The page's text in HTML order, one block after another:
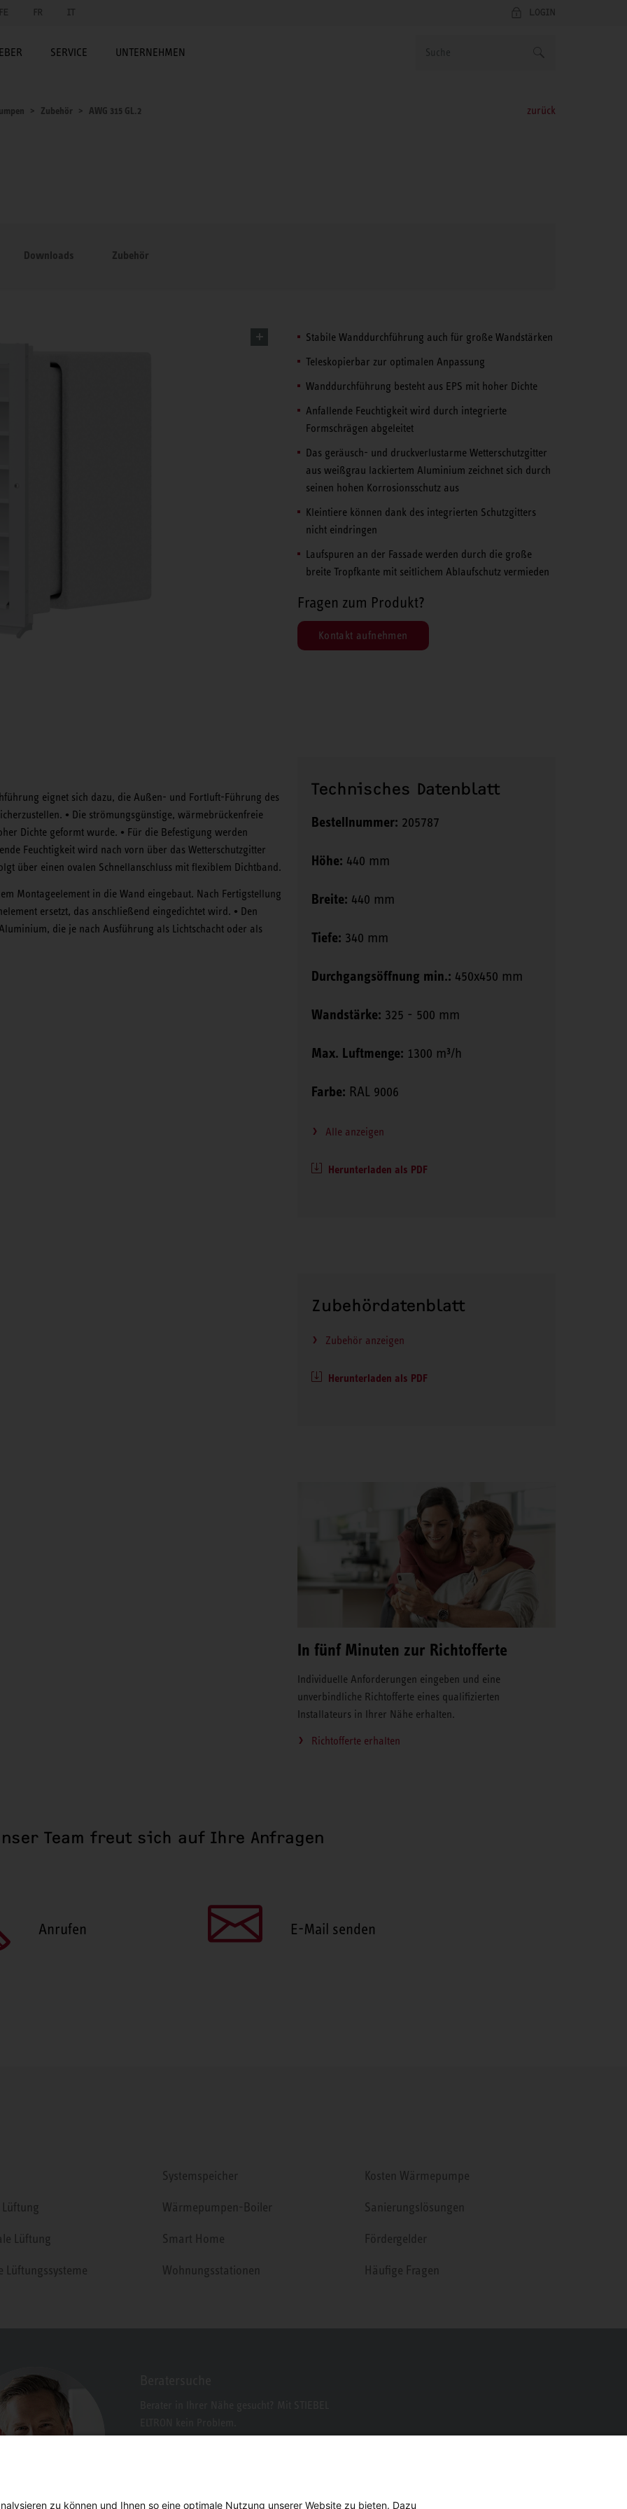
FR IT LOGIN
SERVICE UNTERNEHMEN
Zubehör AWG 315 GL.2 zurück
Downloads Zubehör
Stabile Wanddurchführung auch für große Wandstärken
Teleskopierbar zur optimalen Anpassung
Wanddurchführung besteht aus EPS mit hoher Dichte
Anfallende Feuchtigkeit wird durch integrierte
Formschrägen abgeleitet
Das geräusch- und druckverlustarme Wetterschutzgitter
aus weißgrau lackiertem Aluminium zeichnet sich durch
seinen hohen Korrosionsschutz aus
Kleintiere können dank des integrierten Schutzgitters
nicht eindringen
Laufspuren an der Fassade werden durch die große
breite Tropfkante mit seitlichem Ablaufschutz vermieden
Fragen zum Produkt?
Kontakt aufnehmen
eignet sich dazu, die Außen- und Fortluft-Führung des
• Die strömungsgünstige, wärmebrückenfreie
Dichte geformt wurde. • Für die Befestigung werden
Feuchtigkeit wird nach vorn über das Wetterschutzgitter
über einen ovalen Schnellanschluss mit flexiblem Dichtband.
Montageelement in die Wand eingebaut. Nach Fertigstellung
ersetzt, das anschließend eingedichtet wird. • Den
die je nach Ausführung als Lichtschacht oder als
Technisches Datenblatt
Bestellnummer: 205787
Höhe: 440 mm
Breite: 440 mm
Tiefe: 340 mm
Durchgangsöffnung min.: 450x450 mm
Wandstärke: 325 - 500 mm
Max. Luftmenge: 1300 m³/h
Farbe: RAL 9006
Alle anzeigen
Herunterladen als PDF
Zubehördatenblatt
Zubehör anzeigen
Herunterladen als PDF
In fünf Minuten zur Richtofferte
Individuelle Anforderungen eingeben und eine
unverbindliche Richtofferte eines qualifizierten
Installateurs in Ihrer Nähe erhalten.
Richtofferte erhalten
Team freut sich auf Ihre Anfragen
Anrufen E-Mail senden
Lüftung
Lüftungssysteme
Systemspeicher
Wärmepumpen-Boiler
Smart Home
Wohnungsstationen
Kosten Wärmepumpe
Sanierungslösungen
Fördergelder
Häufige Fragen
zu können und Ihnen so eine optimale Nutzung unserer Website zu bieten. Dazu